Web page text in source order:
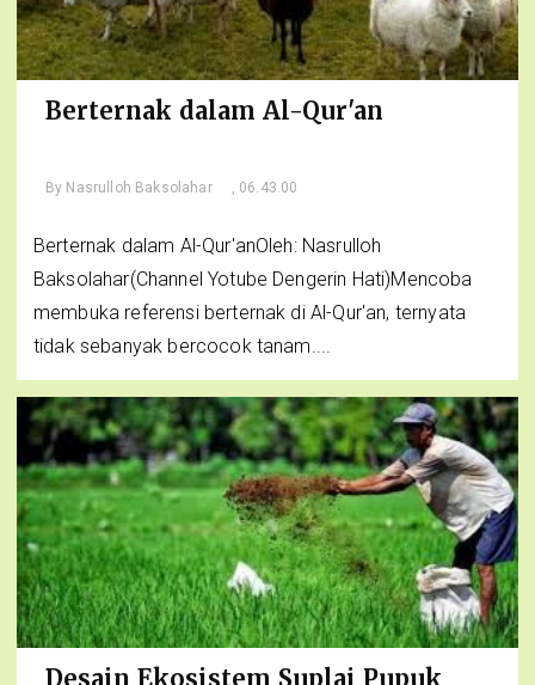
Berternak dalam Al-Qur'an
By Nasrulloh Baksolahar , 06.43.00
Berternak dalam Al-Qur'anOleh: Nasrulloh
Baksolahar(Channel Yotube Dengerin Hati)Mencoba
membuka referensi berternak di Al-Qur'an, ternyata
tidak sebanyak bercocok tanam....
Desain Ekosistem Suplai Pupuk